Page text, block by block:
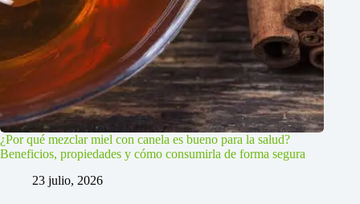
¿Por qué mezclar miel con canela es bueno para la salud?
Beneficios, propiedades y cómo consumirla de forma segura
23 julio, 2026